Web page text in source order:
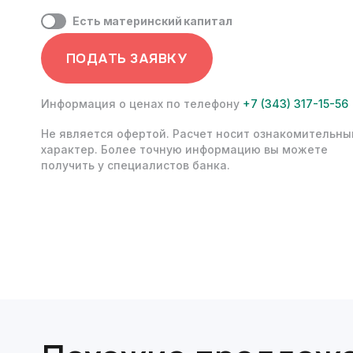
Есть материнский капитал
ПОДАТЬ ЗАЯВКУ
Информация о ценах по телефону +7 (343) 317-15-56
Не является офертой. Расчет носит
характер. Более точную информацию вы можете
получить у специалистов банка.